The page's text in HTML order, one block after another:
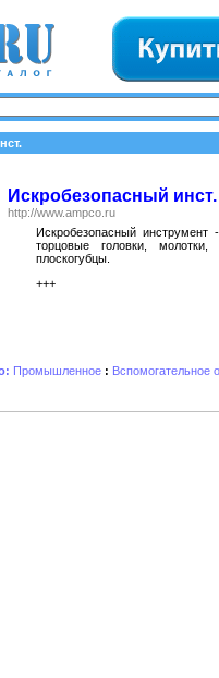
Искробезопасный инст.
http://www.ampco.ru
Искробезопасный
торцовые головки,
плоскогубцы.
+++
Промышленное : Вспомогательное